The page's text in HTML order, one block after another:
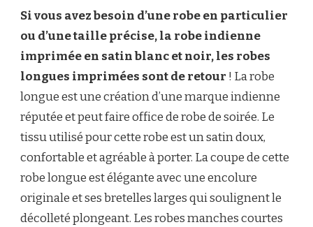
Si vous avez besoin d’une robe en particulier
ou d’une taille précise, la robe indienne
imprimée en satin blanc et noir, les robes
longues imprimées sont de retour ! La robe
longue est une création d’une marque indienne
réputée et peut faire office de robe de soirée. Le
tissu utilisé pour cette robe est un satin doux,
confortable et agréable à porter. La coupe de cette
robe longue est élégante avec une encolure
originale et ses bretelles larges qui soulignent le
décolleté plongeant. Les robes manches courtes